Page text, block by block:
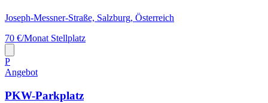
Joseph-Messner-Straße, Salzburg, Österreich
70 €/Monat Stellplatz
P
Angebot
PKW-Parkplatz